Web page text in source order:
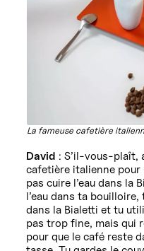
La fameuse cafetière
David : S’il-vous-plaît,
cafetière italienne
pas cuire l’eau dans la
l’eau dans ta
dans la Bialetti et tu
pas trop fine, mais qui
pour que le café reste